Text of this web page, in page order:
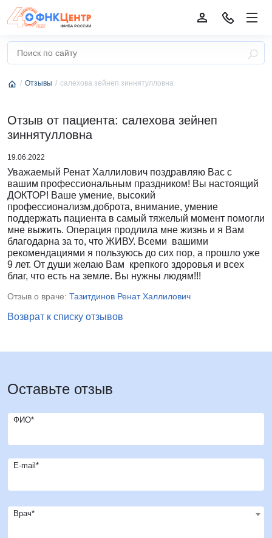
Отзывы салехова зейнеп зиннятулловна
Отзыв от пациента: салехова зейнеп
зиннятулловна
19.06.2022
Уважаемый Ренат Халлилович поздравляю Вас с
вашим профессиональным праздником! Вы настоящий
ДОКТОР! Ваше умение, высокий
профессионализм,доброта, внимание, умение
поддержать пациента в самый тяжелый момент помогли
мне выжить. Операция продлила мне жизнь и я Вам
благодарна за то, что ЖИВУ. Всеми вашими
рекомендациями я пользуюсь до сих пор, а прошло уже
9 лет. От души желаю Вам крепкого здоровья и всех
благ, что есть на земле. Вы нужны людям!!!
Отзыв о враче: Тазитдинов Ренат Халлилович
Возврат к списку отзывов
Оставьте отзыв
ФИО*
E-mail*
Врач*